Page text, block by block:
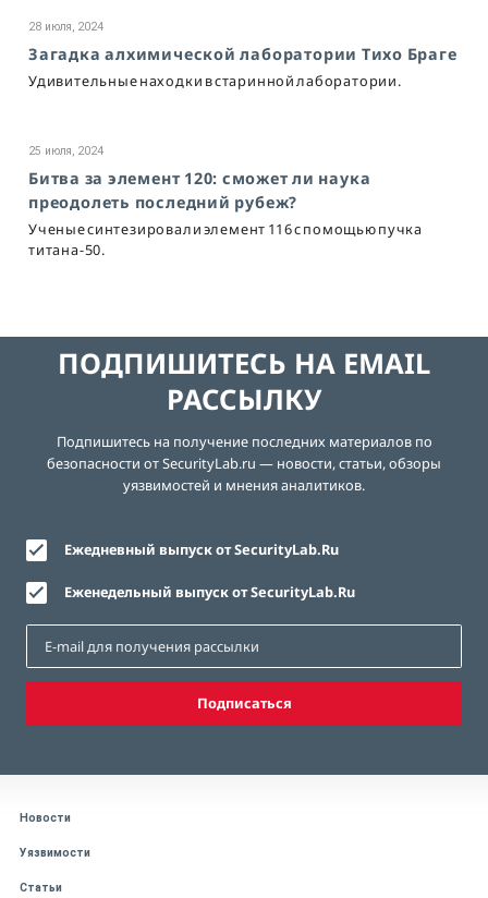
28 июля, 2024
Загадка алхимической лаборатории Тихо Браге
Удивительные находки в старинной лаборатории.
25 июля, 2024
Битва за элемент 120: сможет ли наука
преодолеть последний рубеж?
Ученые синтезировали элемент 116 с помощью пучка
титана-50.
ПОДПИШИТЕСЬ НА EMAIL
РАССЫЛКУ
Подпишитесь на получение последних материалов по
безопасности от SecurityLab.ru — новости, статьи, обзоры
уязвимостей и мнения аналитиков.
Ежедневный выпуск от SecurityLab.Ru
Еженедельный выпуск от SecurityLab.Ru
Подписаться
Новости
Уязвимости
Статьи